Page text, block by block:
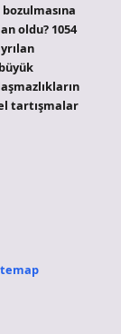
oldu? 1054
tartışmalar